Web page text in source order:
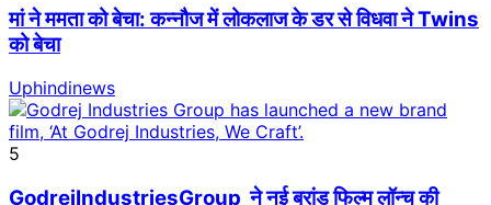
मां ने ममता को बेचा: कन्नौज में लोकलाज के डर से विधवा ने Twins
को बेचा
Uphindinews
5
GodrejIndustriesGroup ने नई ब्रांड फिल्म लॉन्च की